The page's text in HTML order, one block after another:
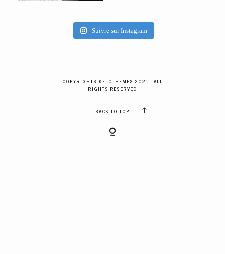
Suivre sur Instagram
COPYRIGHTS ©FLOTHEMES 2021 | ALL
RIGHTS RESERVED
BACK TO TOP
GALERIES CLIENTS
RÉSERVER